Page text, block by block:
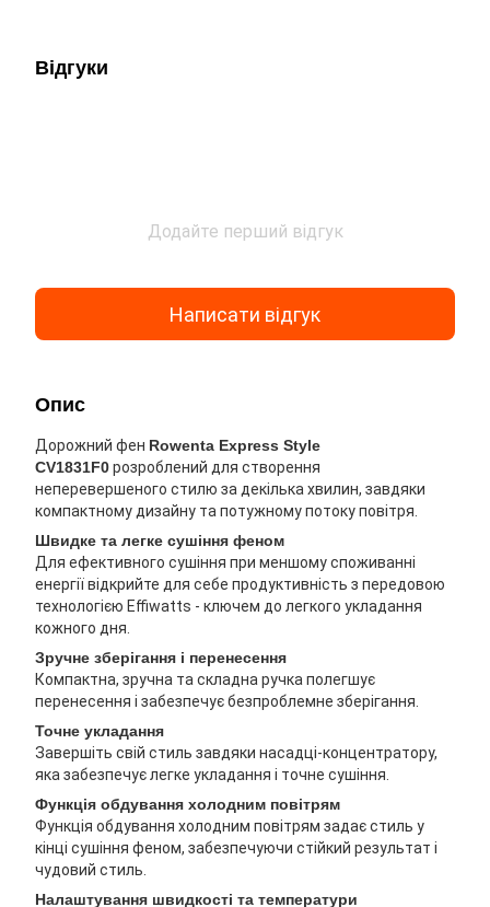
Відгуки
Додайте перший відгук
Написати відгук
Опис
Дорожний фен Rowenta Express Style
CV1831F0розроблений для створення
неперевершеного стилю за декілька хвилин, завдяки
компактному дизайну та потужному потоку повітря.
Швидке та легке сушіння феном
Для ефективного сушіння при меншому споживанні
енергії відкрийте для себе продуктивність з передовою
технологією Effiwatts - ключем до легкого укладання
кожного дня.
Зручне зберігання і перенесення
Компактна, зручна та складна ручка полегшує
перенесення і забезпечує безпроблемне зберігання.
Точне укладання
Завершіть свій стиль завдяки насадці-концентратору,
яка забезпечує легке укладання і точне сушіння.
Функція обдування холодним повітрям
Функція обдування холодним повітрям задає стиль у
кінці сушіння феном, забезпечуючи стійкий результат і
чудовий стиль.
Налаштування швидкості та температури